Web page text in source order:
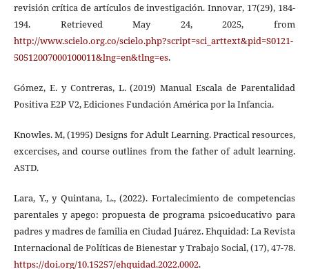
revisión crítica de artículos de investigación. Innovar, 17(29), 184-
194. Retrieved May 24, 2025, from
http://www.scielo.org.co/scielo.php?script=sci_arttext&pid=S0121-
50512007000100011&lng=en&tlng=es.
Gómez, E. y Contreras, L. (2019) Manual Escala de Parentalidad
Positiva E2P V2, Ediciones Fundación América por la Infancia.
Knowles. M, (1995) Designs for Adult Learning. Practical resources,
excercises, and course outlines from the father of adult learning.
ASTD.
Lara, Y., y Quintana, L., (2022). Fortalecimiento de competencias
parentales y apego: propuesta de programa psicoeducativo para
padres y madres de familia en Ciudad Juárez. Ehquidad: La Revista
Internacional de Políticas de Bienestar y Trabajo Social, (17), 47-78.
https://doi.org/10.15257/ehquidad.2022.0002.